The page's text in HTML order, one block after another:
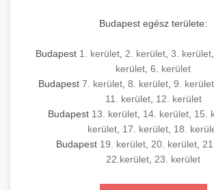
Budapest egész területe:
Budapest 1. kerület, 2. kerület, 3. kerület,
kerület, 6. kerület
Budapest 7. kerület, 8. kerület, 9. kerület
11. kerület, 12. kerület
Budapest 13. kerület, 14. kerület, 15.
kerület, 17. kerület, 18.
Budapest 19. kerület, 20. kerület,
22.kerület, 23. kerület